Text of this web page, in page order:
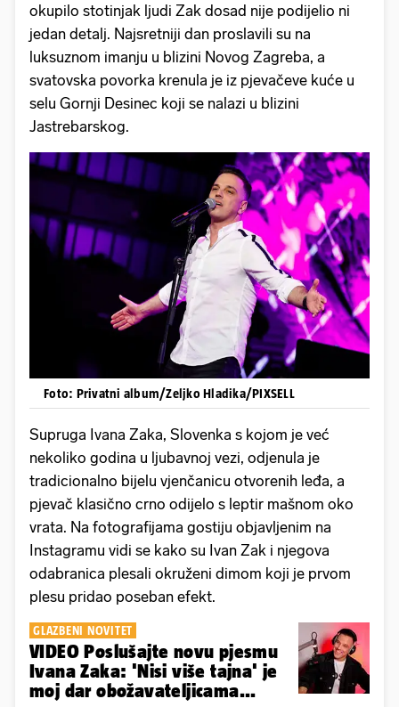
okupilo stotinjak ljudi Zak dosad nije podijelio ni
jedan detalj. Najsretniji dan proslavili su na
luksuznom imanju u blizini Novog Zagreba, a
svatovska povorka krenula je iz pjevačeve kuće u
selu Gornji Desinec koji se nalazi u blizini
Jastrebarskog.
Foto: Privatni album/Zeljko Hladika/PIXSELL
Supruga Ivana Zaka, Slovenka s kojom je već
nekoliko godina u ljubavnoj vezi, odjenula je
tradicionalno bijelu vjenčanicu otvorenih leđa, a
pjevač klasično crno odijelo s leptir mašnom oko
vrata. Na fotografijama gostiju objavljenim na
Instagramu vidi se kako su Ivan Zak i njegova
odabranica plesali okruženi dimom koji je prvom
plesu pridao poseban efekt.
GLAZBENI NOVITET
VIDEO Poslušajte novu pjesmu
Ivana Zaka: 'Nisi više tajna' je
moj dar obožavateljicama...